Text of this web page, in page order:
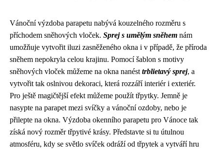
Vánoční výzdoba parapetu nabývá kouzelného rozměru s
příchodem sněhových vloček. Sprej s umělým sněhem nám
umožňuje vytvořit iluzi zasněženého okna i v případě, že příroda
sněhem nepokryla celou krajinu. Pomocí šablon s motivy
sněhových vloček můžeme na okna nanést trblietavý sprej, a
vytvořit tak oslnivou dekoraci, která rozzáří interiér i exteriér.
Pro ještě magičtější efekt můžeme použít třpytky. Jemně je
nasypte na parapet mezi svíčky a vánoční ozdoby, nebo je
přilepte na okna. Výzdoba okenního parapetu pro Vánoce tak
získá nový rozměr třpytivé krásy. Představte si tu útulnou
atmosféru, kdy se světlo svíček odráží od třpytek a vytváří hru